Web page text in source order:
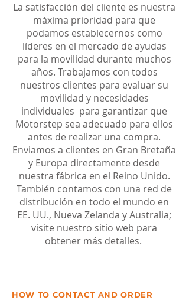
La satisfacción del cliente es nuestra
máxima prioridad para que
podamos establecernos como
líderes en el mercado de ayudas
para la movilidad durante muchos
años. Trabajamos con todos
nuestros clientes para evaluar su
movilidad y necesidades
individuales para garantizar que
Motorstep sea adecuado para ellos
antes de realizar una compra.
Enviamos a clientes en Gran Bretaña
y Europa directamente desde
nuestra fábrica en el Reino Unido.
También contamos con una red de
distribución en todo el mundo en
EE. UU., Nueva Zelanda y Australia;
visite nuestro sitio web para
obtener más detalles.
HOW TO CONTACT AND ORDER